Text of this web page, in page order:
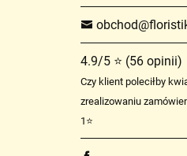
4.9/5 ⭐ (56 opinii)
Czy klient poleciłby
zrealizowaniu
1⭐